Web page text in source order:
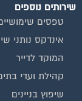
שירותים נוספים
טפסים
אינדקס נותני
המוקד לדייר
קהילת ועדי
שיפוץ בניינים